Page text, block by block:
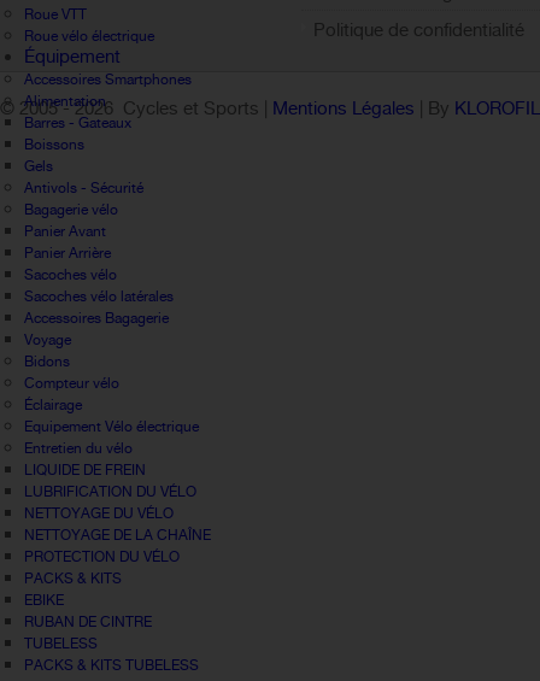
Roue VTT
Roue vélo électrique
Équipement
Accessoires Smartphones
Alimentation
Barres - Gateaux
Boissons
Gels
Antivols - Sécurité
Bagagerie vélo
Panier Avant
Panier Arrière
Sacoches vélo
Sacoches vélo latérales
Accessoires Bagagerie
Voyage
Bidons
Compteur vélo
Éclairage
Equipement Vélo électrique
Entretien du vélo
LIQUIDE DE FREIN
LUBRIFICATION DU VÉLO
NETTOYAGE DU VÉLO
NETTOYAGE DE LA CHAÎNE
PROTECTION DU VÉLO
PACKS & KITS
EBIKE
RUBAN DE CINTRE
TUBELESS
PACKS & KITS TUBELESS
Politique de confidentialité
© 2005 -2026 Cycles et Sports | Mentions Légales | By